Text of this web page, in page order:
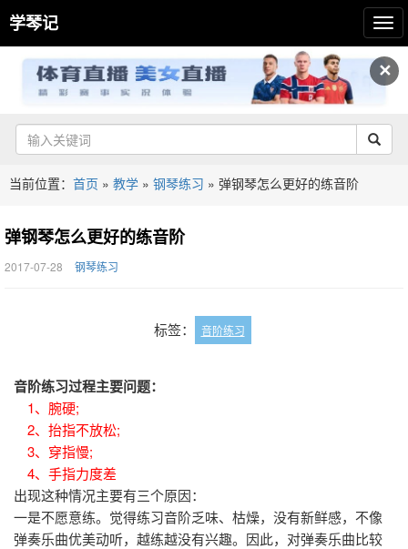
✕
学琴记
当前位置： 首页 » 教学 » 钢琴练习 » 弹钢琴怎么更好的练音阶
弹钢琴怎么更好的练音阶
2017-07-28 钢琴练习
标签： 音阶练习
音阶练习过程主要问题：
1、腕硬;
2、抬指不放松;
3、穿指慢;
4、手指力度差
出现这种情况主要有三个原因：
一是不愿意练。觉得练习音阶乏味、枯燥，没有新鲜感，不像
弹奏乐曲优美动听，越练越没有兴趣。因此，对弹奏乐曲比较